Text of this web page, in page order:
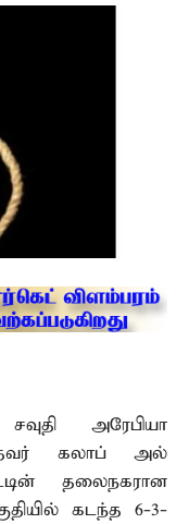
அரேபியா
கலாப் அல்
தலைநகரான
கடந்த 6-3-